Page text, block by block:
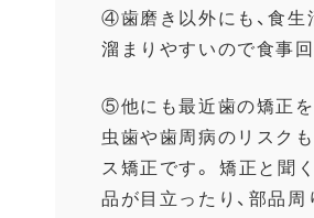
④歯磨き以外にも、食生
溜まりやすいので食事
⑤他にも最近歯の矯正を
虫歯や歯周病のリスク
ス矯正です。 矯正と聞
品が目立ったり、部品